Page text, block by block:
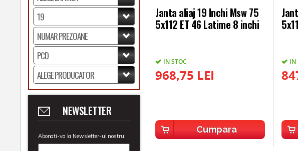
NEWSLETTER
Abonati-va la Newsletter-ul nostru:
Janta aliaj 19 Inchi Msw 75
5x112 ET 46 Latime 8 inchi
IN STOC
968,75 LEI
Cumpara
IN